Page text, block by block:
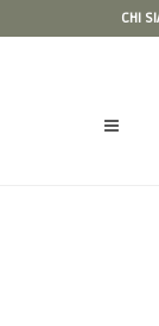
CHI